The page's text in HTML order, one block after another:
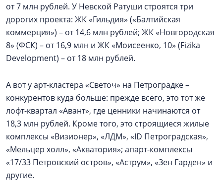
от 7 млн рублей. У Невской Ратуши строятся три
дорогих проекта: ЖК «Гильдия» («Балтийская
коммерция») – от 14,6 млн рублей; ЖК «Новгородская
8» (ФСК) – от 16,9 млн и ЖК «Моисеенко, 10» (Fizika
Development) – от 18 млн рублей.
А вот у арт-кластера «Светоч» на Петроградке –
конкурентов куда больше: прежде всего, это тот же
лофт-квартал «Авант», где ценники начинаются от
18,3 млн рублей. Кроме того, это строящиеся жилые
комплексы «Визионер», «ЛДМ», «ID Петроградская»,
«Мельцер холл», «Акватория»; апарт-комплексы
«17/33 Петровский остров», «Аструм», «Зен Гарден» и
другие.